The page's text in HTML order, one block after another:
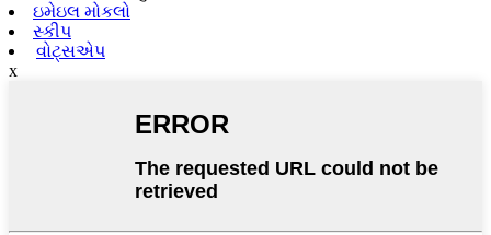
ઇમેઇલ મોકલો
સ્કીપ
વોટ્સએપ
x